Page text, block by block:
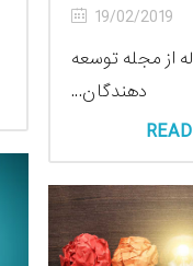
19/02/2019
از مجله توسعه
دهندگان...